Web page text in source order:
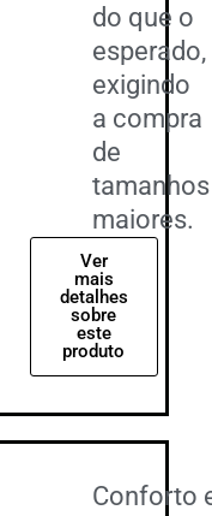
do que o
esperado,
exigindo
a compra
de
tamanhos
maiores.
Ver
mais
detalhes
sobre
este
produto
Conforto